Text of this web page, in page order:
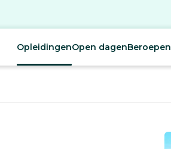
OpleidingenOpen dagenBeroepen